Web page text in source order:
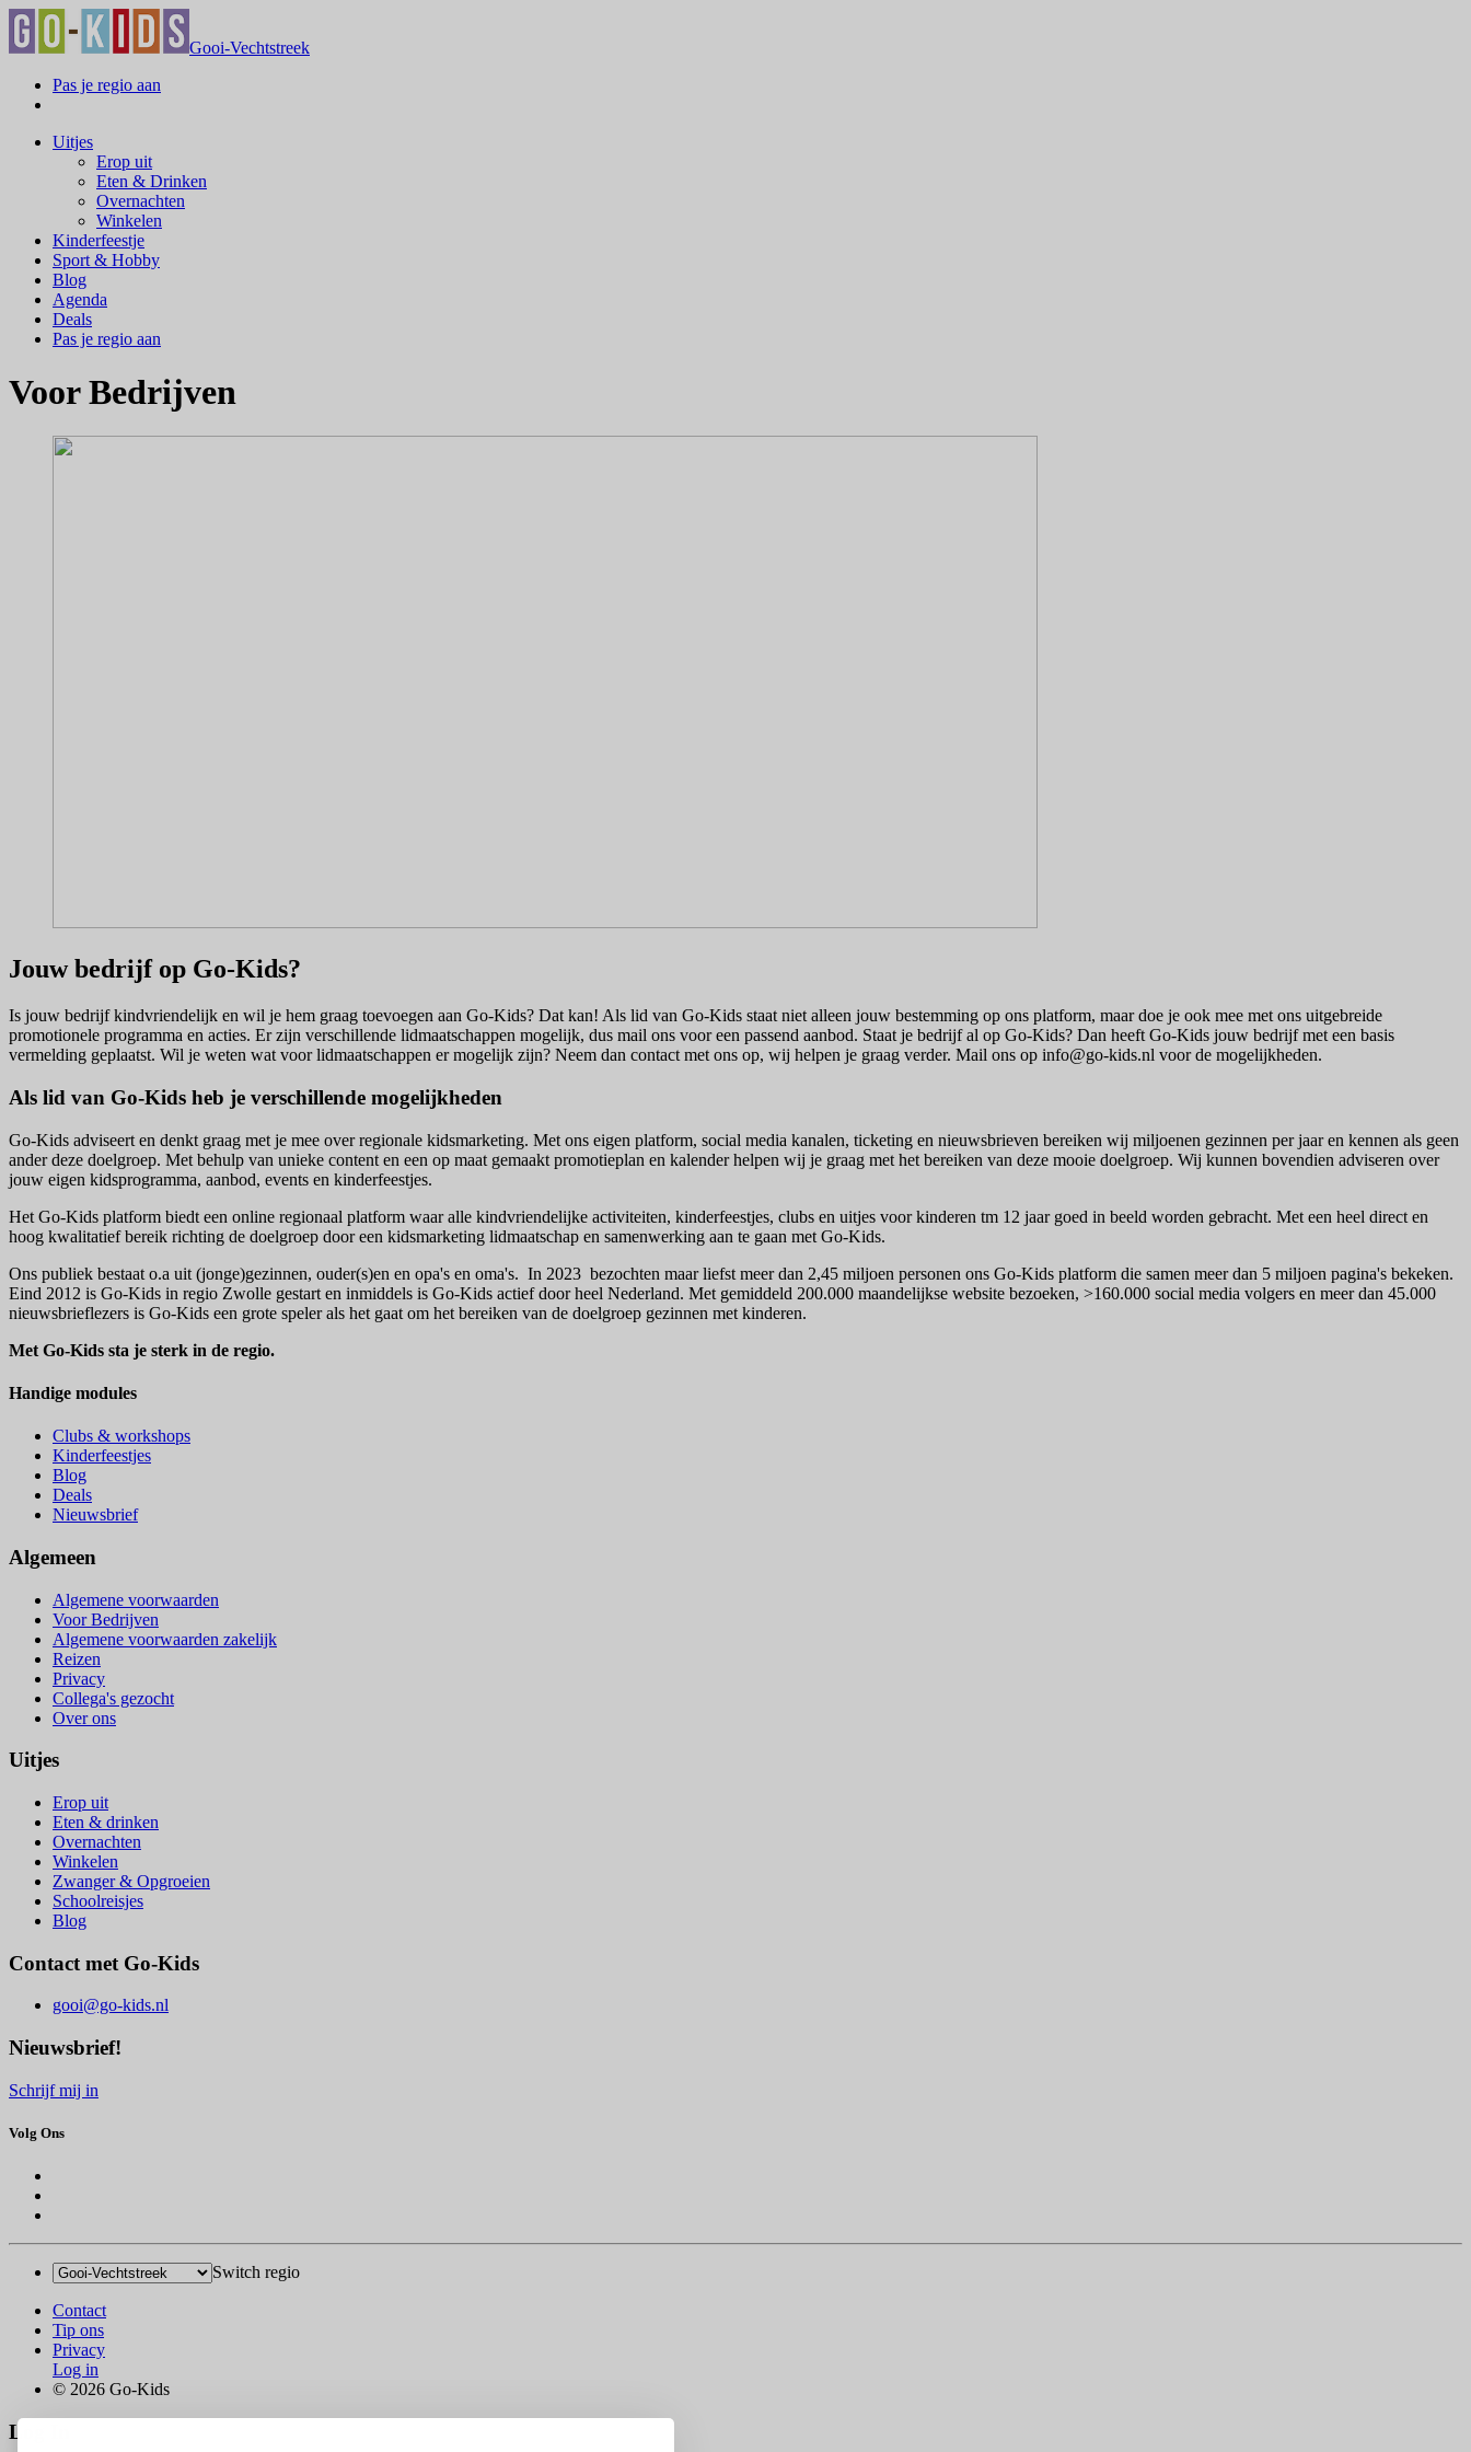
Gooi-Vechtstreek
Pas je regio aan
Uitjes
Erop uit
Eten & Drinken
Overnachten
Winkelen
Kinderfeestje
Sport & Hobby
Blog
Agenda
Deals
Pas je regio aan
Voor Bedrijven
Jouw bedrijf op Go-Kids?
Is jouw bedrijf kindvriendelijk en wil je hem graag toevoegen aan Go-Kids? Dat kan! Als lid van Go-Kids staat niet alleen jouw bestemming op ons platform, maar doe je ook mee met ons uitgebreide
promotionele programma en acties. Er zijn verschillende lidmaatschappen mogelijk, dus mail ons voor een passend aanbod. Staat je bedrijf al op Go-Kids? Dan heeft Go-Kids jouw bedrijf met een basis
vermelding geplaatst. Wil je weten wat voor lidmaatschappen er mogelijk zijn? Neem dan contact met ons op, wij helpen je graag verder. Mail ons op info@go-kids.nl voor de mogelijkheden.
Als lid van Go-Kids heb je verschillende mogelijkheden
Go-Kids adviseert en denkt graag met je mee over regionale kidsmarketing. Met ons eigen platform, social media kanalen, ticketing en nieuwsbrieven bereiken wij miljoenen gezinnen per jaar en kennen als geen
ander deze doelgroep. Met behulp van unieke content en een op maat gemaakt promotieplan en kalender helpen wij je graag met het bereiken van deze mooie doelgroep. Wij kunnen bovendien adviseren over
jouw eigen kidsprogramma, aanbod, events en kinderfeestjes.
Het Go-Kids platform biedt een online regionaal platform waar alle kindvriendelijke activiteiten, kinderfeestjes, clubs en uitjes voor kinderen tm 12 jaar goed in beeld worden gebracht. Met een heel direct en
hoog kwalitatief bereik richting de doelgroep door een kidsmarketing lidmaatschap en samenwerking aan te gaan met Go-Kids.
Ons publiek bestaat o.a uit (jonge)gezinnen, ouder(s)en en opa's en oma's. In 2023 bezochten maar liefst meer dan 2,45 miljoen personen ons Go-Kids platform die samen meer dan 5 miljoen pagina's bekeken.
Eind 2012 is Go-Kids in regio Zwolle gestart en inmiddels is Go-Kids actief door heel Nederland. Met gemiddeld 200.000 maandelijkse website bezoeken, >160.000 social media volgers en meer dan 45.000
nieuwsbrieflezers is Go-Kids een grote speler als het gaat om het bereiken van de doelgroep gezinnen met kinderen.
Met Go-Kids sta je sterk in de regio.
Handige modules
Clubs & workshops
Kinderfeestjes
Blog
Deals
Nieuwsbrief
Algemeen
Algemene voorwaarden
Voor Bedrijven
Algemene voorwaarden zakelijk
Reizen
Privacy
Collega's gezocht
Over ons
Uitjes
Erop uit
Eten & drinken
Overnachten
Winkelen
Zwanger & Opgroeien
Schoolreisjes
Blog
Contact met Go-Kids
gooi@go-kids.nl
Nieuwsbrief!
Schrijf mij in
Volg Ons
Switch regio
Contact
Tip ons
Privacy
Log in
© 2026 Go-Kids
Log In